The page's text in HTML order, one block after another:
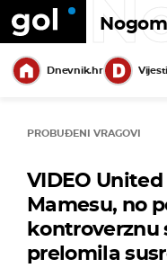
Dnevnik.hr
PROBUĐENI VRAGOVI
VIDEO
Mamesu, no
kontroverznu
prelomila